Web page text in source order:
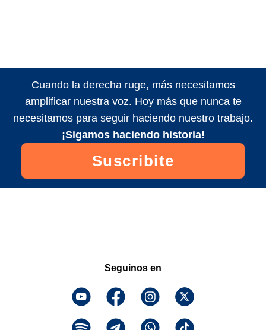
Cuando la derecha ruge, más necesitamos
amplificar nuestra voz. Hoy más que nunca te
necesitamos para seguir haciendo nuestro trabajo.
¡Sigamos haciendo historia!
Suscribite
Seguinos en